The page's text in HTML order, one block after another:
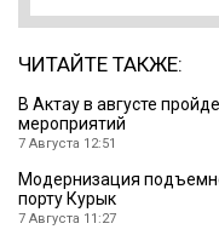
ЧИТАЙТЕ ТАКЖЕ:
В Актау в августе
мероприятий
7 Августа 12:51
Модернизация
порту Курык
7 Августа 11:27